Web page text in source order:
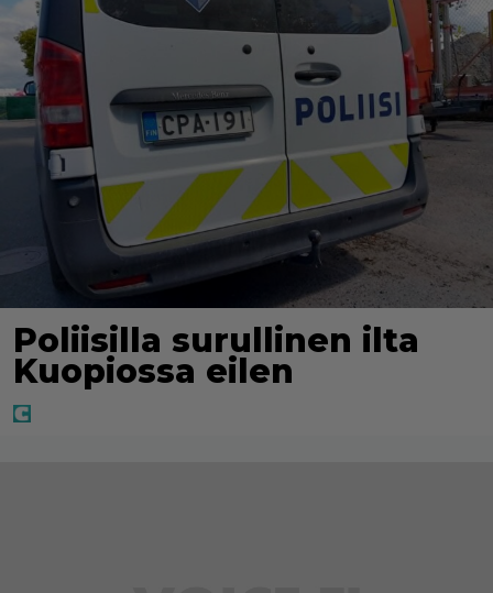
Poliisilla surullinen ilta
Kuopiossa eilen